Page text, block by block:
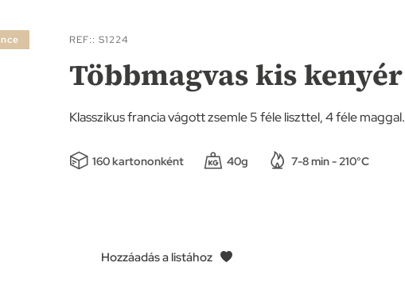
REF: S1224
Többmagvas kis kenyér
Klasszikus francia vágott zsemle 5 féle liszttel, 4 féle maggal.
160 kartononként 40g 7-8 min - 210°C
Hozzáadás a listához